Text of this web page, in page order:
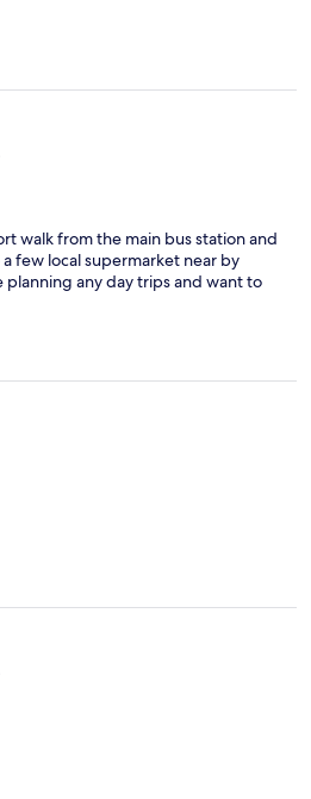
walk from the main bus station and
few local supermarket near by
planning any day trips and want to